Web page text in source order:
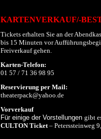
KARTENVERKAUF/-
Tickets erhalten Sie an der
bis 15 Minuten vor
Freiverkauf gehen.
Karten-Telefon:
01 57 / 71 36 98 95
Reservierung per Mail:
theaterpack@yahoo.de
Vorverkauf
Für einige der Vorstellungen gibt
CULTON Ticket– Peterssteinweg